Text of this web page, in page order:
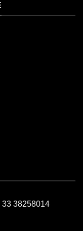
33 38258014